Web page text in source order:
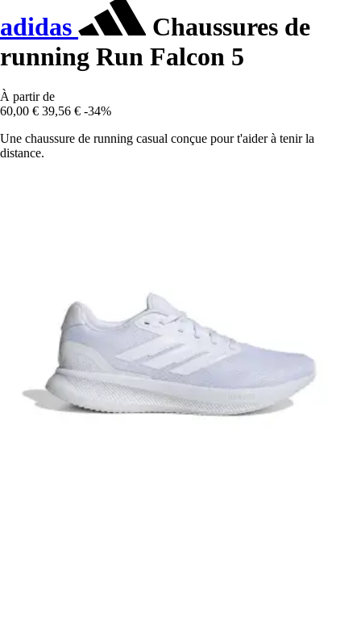
adidas
Chaussures de
running Run Falcon 5
À partir de
60,00 € 39,56 € -34%
Une chaussure de running casual conçue pour t'aider à tenir la
distance.